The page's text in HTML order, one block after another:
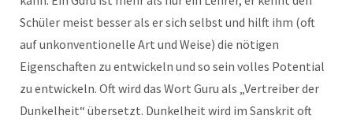
Schüler meist besser als er sich selbst und hilft ihm (oft
auf unkonventionelle Art und Weise) die nötigen
Eigenschaften zu entwickeln und so sein volles Potential
zu entwickeln. Oft wird das Wort Guru als „Vertreiber der
Dunkelheit“ übersetzt. Dunkelheit wird im Sanskrit oft